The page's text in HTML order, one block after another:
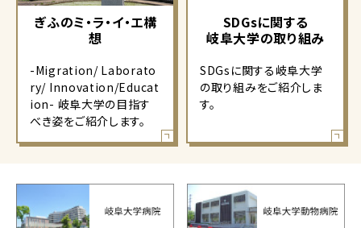
ぎふのミ・ラ・イ・エ構
想
-Migration/ Laborato
ry/ Innovation/Educat
ion- 岐阜大学の目指す
べき姿をご紹介します。
SDGsに関する
岐阜大学の取り組み
SDGsに関する岐阜大学
の取り組みをご紹介しま
す。